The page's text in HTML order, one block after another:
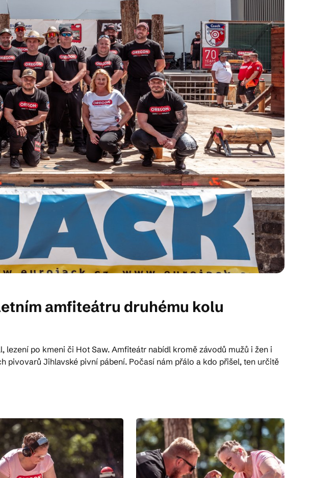
amfiteátru druhému kolu
po kmeni či Hot Saw. Amfiteátr nabídl kromě závodů mužů i žen i
Jihlavské pivní pábení. Počasí nám přálo a kdo přišel, ten určitě